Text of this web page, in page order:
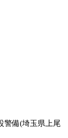
警備(埼玉県上尾